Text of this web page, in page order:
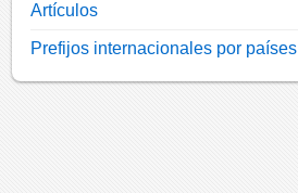
Artículos
Prefijos internacionales por países